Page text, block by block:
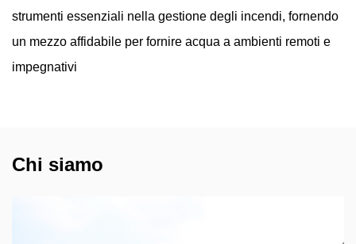
strumenti essenziali nella gestione degli incendi, fornendo
un mezzo affidabile per fornire acqua a ambienti remoti e
impegnativi
Chi siamo